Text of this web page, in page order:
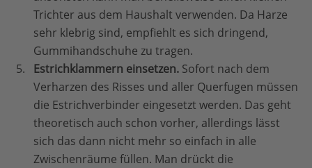
Trichter aus dem Haushalt verwenden. Da Harze
sehr klebrig sind, empfiehlt es sich dringend,
Gummihandschuhe zu tragen.
Estrichklammern einsetzen. Sofort nach dem
Verharzen des Risses und aller Querfugen müssen
die Estrichverbinder eingesetzt werden. Das geht
theoretisch auch schon vorher, allerdings lässt
sich das dann nicht mehr so einfach in alle
Zwischenräume füllen. Man drückt die